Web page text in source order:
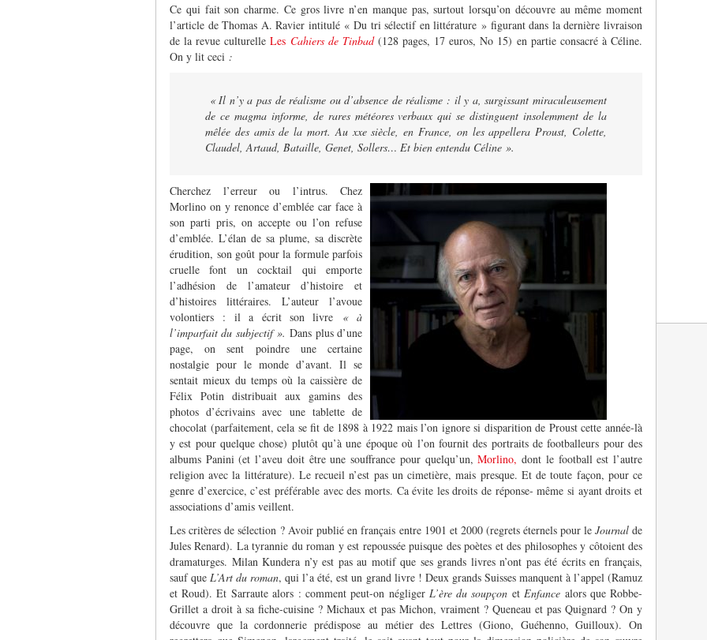
Ce qui fait son charme. Ce gros livre n’en manque pas, surtout lorsqu’on découvre au même moment
l’article de Thomas A. Ravier intitulé « Du tri sélectif en littérature » figurant dans la dernière livraison
de la revue culturelle Les Cahiers de Tinbad (128 pages, 17 euros, No 15) en partie consacré à Céline.
On y lit ceci :
« Il n’y a pas de réalisme ou d’absence de réalisme : il y a, surgissant miraculeusement
de ce magma informe, de rares météores verbaux qui se distinguent insolemment de la
mêlée des amis de la mort. Au xxe siècle, en France, on les appellera Proust, Colette,
Claudel, Artaud, Bataille, Genet, Sollers… Et bien entendu Céline ».
Cherchez l’erreur ou l’intrus. Chez
Morlino on y renonce d’emblée car face à
son parti pris, on accepte ou l’on refuse
d’emblée. L’élan de sa plume, sa discrète
érudition, son goût pour la formule parfois
cruelle font un cocktail qui emporte
l’adhésion de l’amateur d’histoire et
d’histoires littéraires. L’auteur l’avoue
volontiers : il a écrit son livre « à
l’imparfait du subjectif ».Dans plus d’une
page, on sent poindre une certaine
nostalgie pour le monde d’avant. Il se
sentait mieux du temps où la caissière de
Félix Potin distribuait aux gamins des
photos d’écrivains avec une tablette de
chocolat (parfaitement, cela se fit de 1898 à 1922 mais l’on ignore si disparition de Proust cette année-là
y est pour quelque chose) plutôt qu’à une époque où l’on fournit des portraits de footballeurs pour des
albums Panini (et l’aveu doit être une souffrance pour quelqu’un,Morlino, dont le football est l’autre
religion avec la littérature). Le recueil n’est pas un cimetière, mais presque. Et de toute façon, pour ce
genre d’exercice, c’est préférable avec des morts. Ca évite les droits de réponse- même si ayant droits et
associations d’amis veillent.
Les critères de sélection ? Avoir publié en français entre 1901 et 2000 (regrets éternels pour le Journalde
Jules Renard). La tyrannie du roman y est repoussée puisque des poètes et des philosophes y côtoient des
dramaturges. Milan Kundera n’y est pas au motif que ses grands livres n’ont pas été écrits en français,
sauf que L’Art du roman, qui l’a été, est un grand livre ! Deux grands Suisses manquent à l’appel (Ramuz
et Roud). Et Sarraute alors : comment peut-on négliger L’ère du soupçon et Enfance alors que Robbe-
Grillet a droit à sa fiche-cuisine ? Michaux et pas Michon, vraiment ? Queneau et pas Quignard ? On y
découvre que la cordonnerie prédispose au métier des Lettres (Giono, Guéhenno, Guilloux). On